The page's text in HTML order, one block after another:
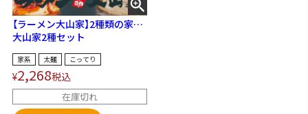
【ラーメン大山家】2種類の家系
豚骨ラーメンをお得に食べ比
べ！
大山家2種セット
家系 太麺 こってり
¥2,268税込
在庫切れ